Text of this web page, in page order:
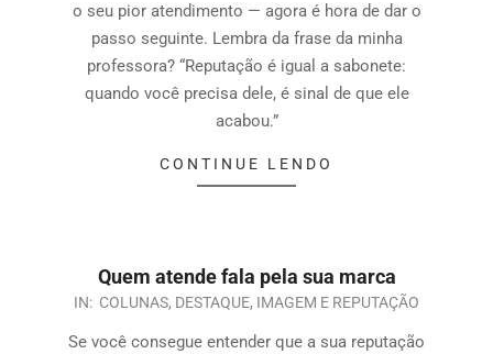
o seu pior atendimento — agora é hora de dar o
passo seguinte. Lembra da frase da minha
professora? “Reputação é igual a sabonete:
quando você precisa dele, é sinal de que ele
acabou.”
CONTINUE LENDO
Quem atende fala pela sua marca
IN: COLUNAS, DESTAQUE, IMAGEM E REPUTAÇÃO
Se você consegue entender que a sua reputação